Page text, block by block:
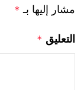
مشار إليها بـ *
التعليق *